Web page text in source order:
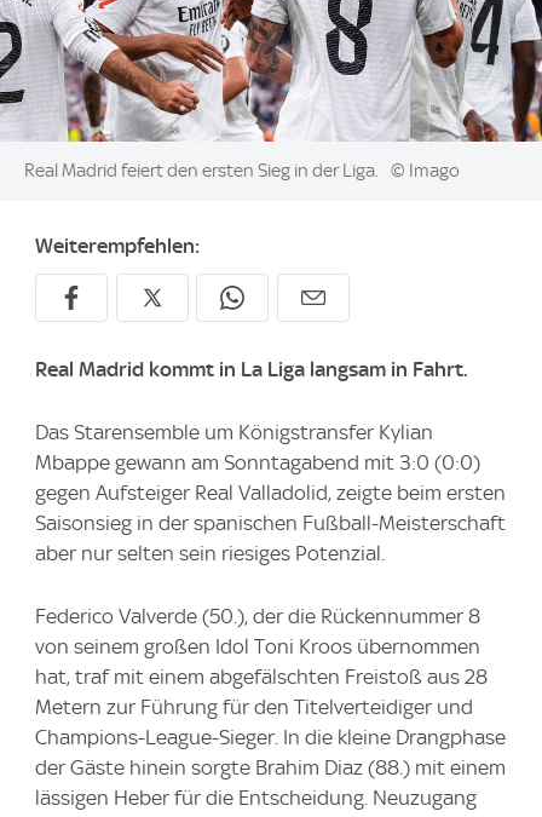
Image:
Real Madrid feiert den ersten Sieg in der Liga. © Imago
Weiterempfehlen:
Real Madrid kommt in La Liga langsam in Fahrt.
Das Starensemble um Königstransfer Kylian
Mbappe gewann am Sonntagabend mit 3:0 (0:0)
gegen Aufsteiger Real Valladolid, zeigte beim ersten
Saisonsieg in der spanischen Fußball-Meisterschaft
aber nur selten sein riesiges Potenzial.
Federico Valverde (50.), der die Rückennummer 8
von seinem großen Idol Toni Kroos übernommen
hat, traf mit einem abgefälschten Freistoß aus 28
Metern zur Führung für den Titelverteidiger und
Champions-League-Sieger. In die kleine Drangphase
der Gäste hinein sorgte Brahim Diaz (88.) mit einem
lässigen Heber für die Entscheidung. Neuzugang